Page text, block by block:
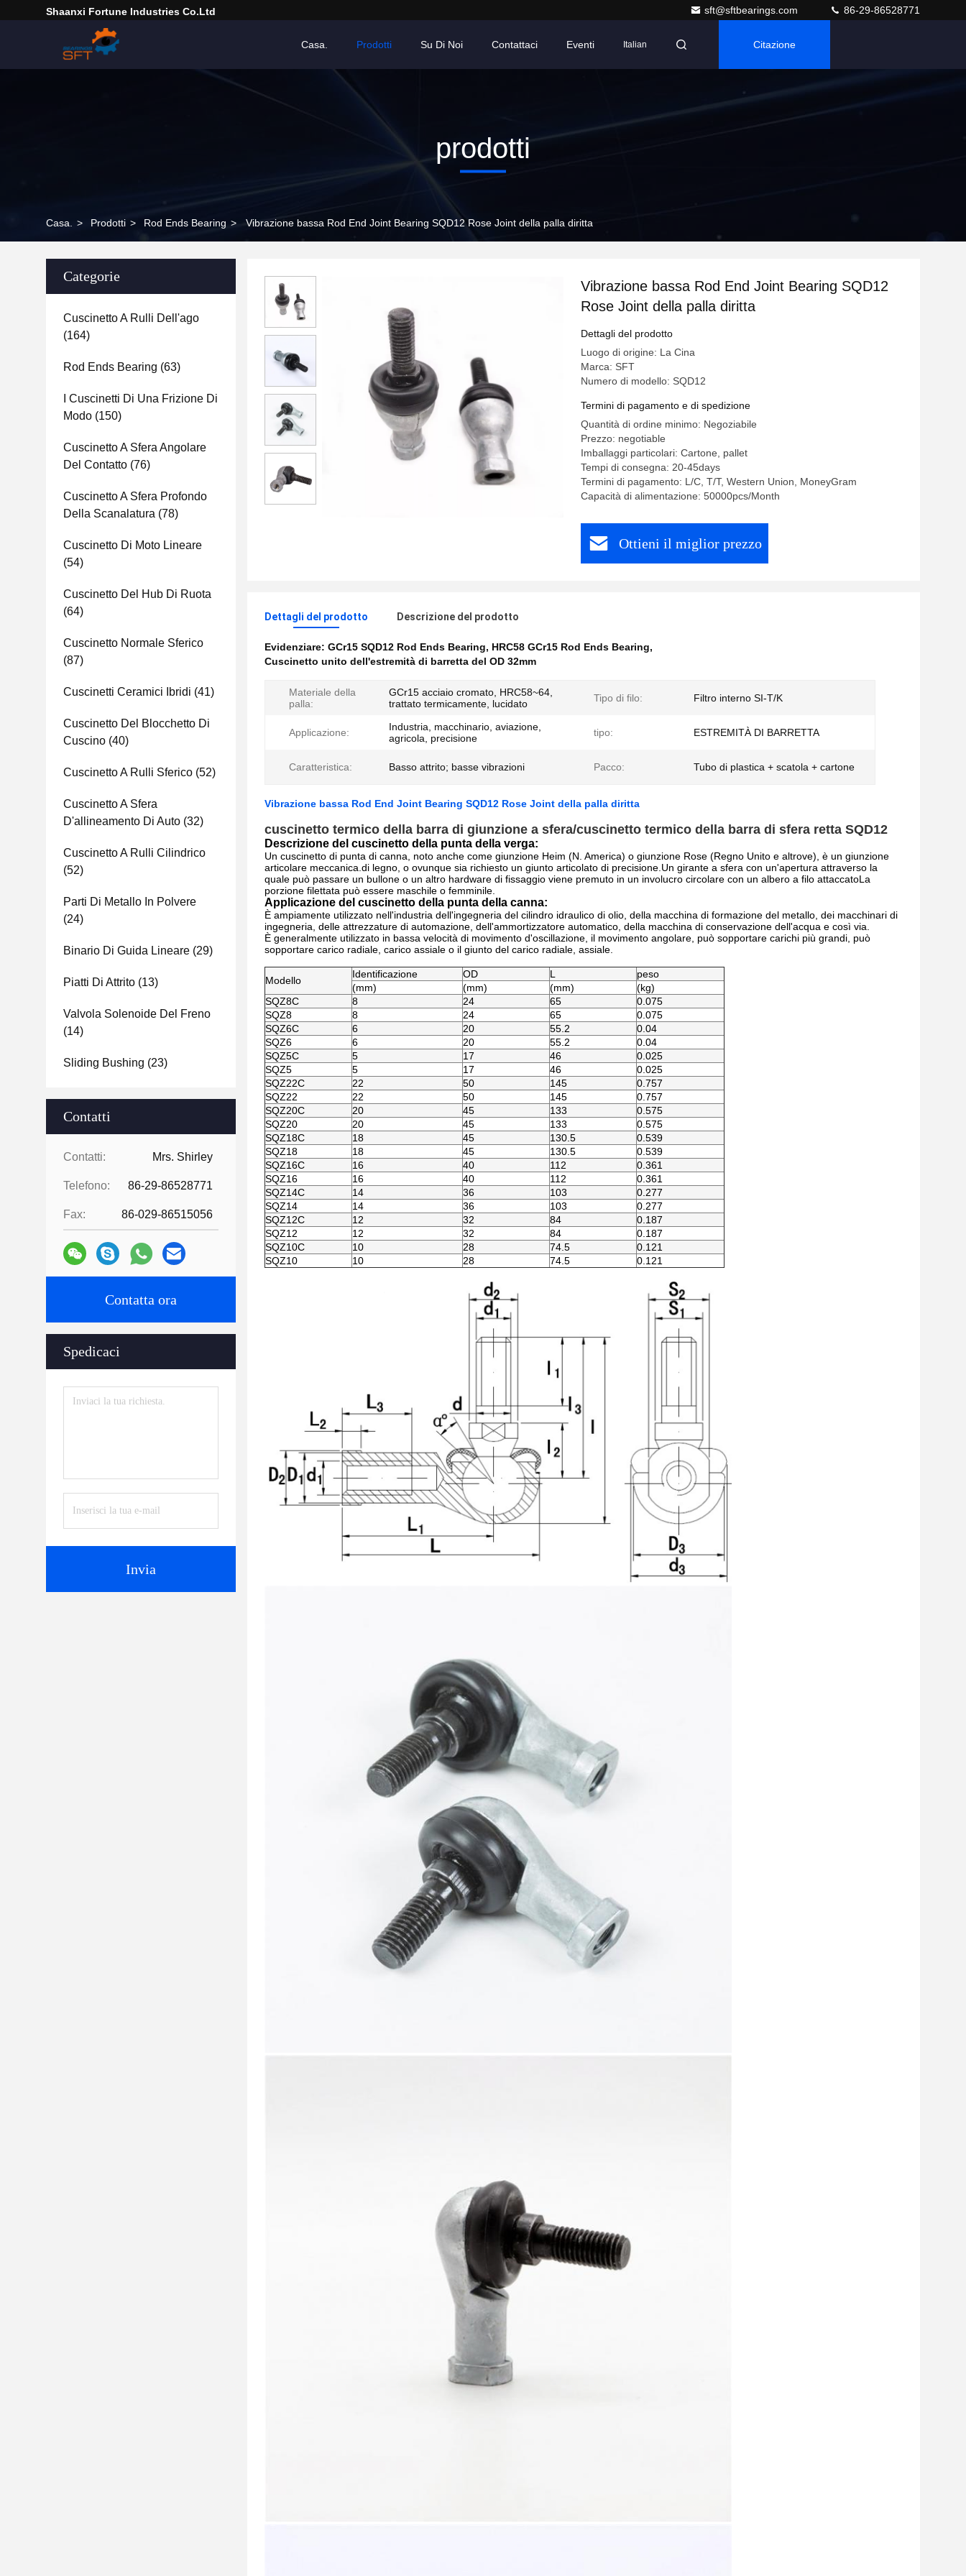
Shaanxi Fortune Industries Co.ltd sft@sftbearings.com 86-29-86528771
Casa. Prodotti Su Di Noi Contattaci Eventi Italian Citazione
prodotti
Casa. > Prodotti > Rod Ends Bearing > Vibrazione bassa Rod End Joint Bearing SQD12 Rose Joint della palla diritta
Categorie
Cuscinetto A Rulli Dell'ago
(164)
Rod Ends Bearing (63)
I Cuscinetti Di Una Frizione Di
Modo (150)
Cuscinetto A Sfera Angolare
Del Contatto (76)
Cuscinetto A Sfera Profondo
Della Scanalatura (78)
Cuscinetto Di Moto Lineare
(54)
Cuscinetto Del Hub Di Ruota
(64)
Cuscinetto Normale Sferico
(87)
Cuscinetti Ceramici Ibridi (41)
Cuscinetto Del Blocchetto Di
Cuscino (40)
Cuscinetto A Rulli Sferico (52)
Cuscinetto A Sfera
D'allineamento Di Auto (32)
Cuscinetto A Rulli Cilindrico
(52)
Parti Di Metallo In Polvere
(24)
Binario Di Guida Lineare (29)
Piatti Di Attrito (13)
Valvola Solenoide Del Freno
(14)
Sliding Bushing (23)
Contatti
Contatti: Mrs. Shirley
Telefono: 86-29-86528771
Fax: 86-029-86515056
Contatta ora
Spedicaci
Invia
Vibrazione bassa Rod End Joint Bearing SQD12
Rose Joint della palla diritta
Dettagli del prodotto
Luogo di origine: La Cina
Marca: SFT
Numero di modello: SQD12
Termini di pagamento e di spedizione
Quantità di ordine minimo: Negoziabile
Prezzo: negotiable
Imballaggi particolari: Cartone, pallet
Tempi di consegna: 20-45days
Termini di pagamento: L/C, T/T, Western Union, MoneyGram
Capacità di alimentazione: 50000pcs/Month
Ottieni il miglior prezzo
Dettagli del prodotto Descrizione del prodotto
Evidenziare: GCr15 SQD12 Rod Ends Bearing, HRC58 GCr15 Rod Ends Bearing,
Cuscinetto unito dell'estremità di barretta del OD 32mm
Materiale della
palla:
GCr15 acciaio cromato, HRC58~64,
trattato termicamente, lucidato
Tipo di filo: Filtro interno SI-T/K
Applicazione:
Industria, macchinario, aviazione,
agricola, precisione
tipo: ESTREMITÀ DI BARRETTA
Caratteristica: Basso attrito; basse vibrazioni Pacco: Tubo di plastica + scatola + cartone
Vibrazione bassa Rod End Joint Bearing SQD12 Rose Joint della palla diritta
cuscinetto termico della barra di giunzione a sfera/cuscinetto termico della barra di sfera retta SQD12
Descrizione del cuscinetto della punta della verga:
Un cuscinetto di punta di canna, noto anche come giunzione Heim (N. America) o giunzione Rose (Regno Unito e altrove), è un giunzione
articolare meccanica.di legno, o ovunque sia richiesto un giunto articolato di precisione.Un girante a sfera con un'apertura attraverso la
quale può passare un bullone o un altro hardware di fissaggio viene premuto in un involucro circolare con un albero a filo attaccatoLa
porzione filettata può essere maschile o femminile.
Applicazione del cuscinetto della punta della canna:
È ampiamente utilizzato nell'industria dell'ingegneria del cilindro idraulico di olio, della macchina di formazione del metallo, dei macchinari di
ingegneria, delle attrezzature di automazione, dell'ammortizzatore automatico, della macchina di conservazione dell'acqua e così via.
È generalmente utilizzato in bassa velocità di movimento d'oscillazione, il movimento angolare, può sopportare carichi più grandi, può
sopportare carico radiale, carico assiale o il giunto del carico radiale, assiale.
Modello
Identificazione OD L
peso
(mm)
(mm) (mm)
(kg)
SQZ8C
8 24 65
0.075
SQZ8
8 24 65
0.075
SQZ6C
6 20 55.2
0.04
SQZ6
6 20 55.2
0.04
SQZ5C
5 17 46
0.025
SQZ5
5 17 46
0.025
SQZ22C
22 50 145
0.757
SQZ22
22 50 145
0.757
SQZ20C
20 45 133
0.575
SQZ20
20 45 133
0.575
SQZ18C
18 45 130.5
0.539
SQZ18
18 45 130.5
0.539
SQZ16C
16 40 112
0.361
SQZ16
16 40 112
0.361
SQZ14C
14 36 103
0.277
SQZ14
14 36 103
0.277
SQZ12C
12 32 84
0.187
SQZ12
12 32 84
0.187
SQZ10C
10 28 74.5
0.121
SQZ10
10 28 74.5 0.121